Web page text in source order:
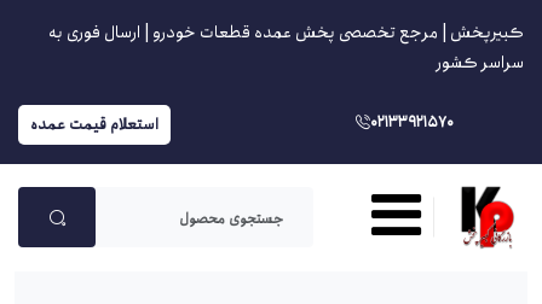
کبیرپخش | مرجع تخصصی پخش عمده قطعات خودرو | ارسال فوری به
سراسر کشور
02133921570 استعلام قیمت عمده